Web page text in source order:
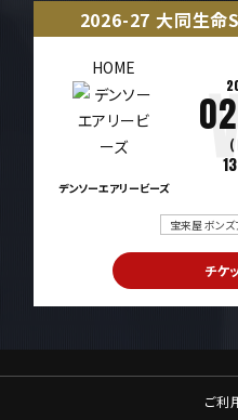
2026-27 大同生命
HOME
デンソーエアリービーズ
(
宝来屋 ボン
チケ
ご利